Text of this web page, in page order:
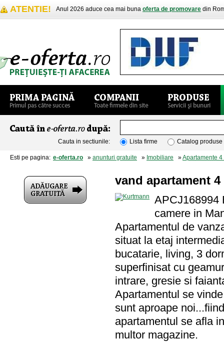
ATENTIE! Anul 2026 aduce cea mai buna oferta de promovare din
Cauta in sectiunile: Lista firme Catalog produse
Esti pe pagina: e-oferta.ro » anunturi gratuite » Imobiliare »Apartamente 4
vand apartament
APCJ168994
camere in
Apartamentul de
situat la etaj
bucatarie, living, 3
superfinisat cu
intrare, gresie si
Apartamentul se
sunt aproape
apartamentul se afla
multor magazine.